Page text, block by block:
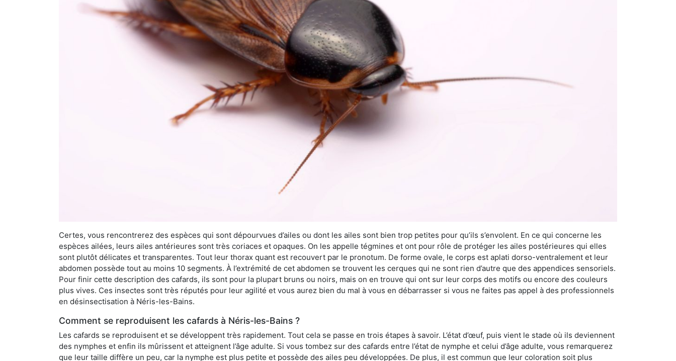
Certes, vous rencontrerez des espèces qui sont dépourvues d’ailes ou dont les ailes sont bien trop petites pour qu’ils s’envolent. En ce qui concerne les
espèces ailées, leurs ailes antérieures sont très coriaces et opaques. On les appelle tégmines et ont pour rôle de protéger les ailes postérieures qui elles
sont plutôt délicates et transparentes. Tout leur thorax quant est recouvert par le pronotum. De forme ovale, le corps est aplati dorso-ventralement et leur
abdomen possède tout au moins 10 segments. À l’extrémité de cet abdomen se trouvent les cerques qui ne sont rien d’autre que des appendices sensoriels.
Pour finir cette description des cafards, ils sont pour la plupart bruns ou noirs, mais on en trouve qui ont sur leur corps des motifs ou encore des couleurs
plus vives. Ces insectes sont très réputés pour leur agilité et vous aurez bien du mal à vous en débarrasser si vous ne faites pas appel à des professionnels
en désinsectisation à Néris-les-Bains.
Comment se reproduisent les cafards à Néris-les-Bains ?
Les cafards se reproduisent et se développent très rapidement. Tout cela se passe en trois étapes à savoir. L’état d’œuf, puis vient le stade où ils deviennent
des nymphes et enfin ils mûrissent et atteignent l’âge adulte. Si vous tombez sur des cafards entre l’état de nymphe et celui d’âge adulte, vous remarquerez
que leur taille diffère un peu, car la nymphe est plus petite et possède des ailes peu développées. De plus, il est commun que leur coloration soit plus